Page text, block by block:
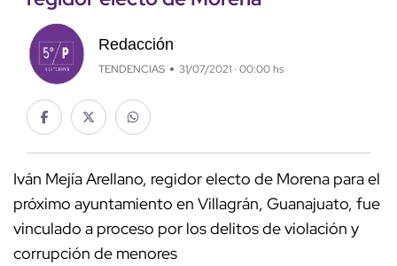
Redacción
TENDENCIAS 31/07/2021 · 00:00 hs
Iván Mejía Arellano, regidor electo de Morena para el
próximo ayuntamiento en Villagrán, Guanajuato, fue
vinculado a proceso por los delitos de violación y
corrupción de menores